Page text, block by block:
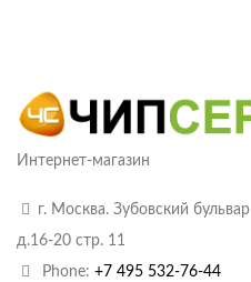
Интернет-магазин
г. Москва. Зубовский бульвар
д.16-20 стр. 11
Phone: +7 495 532-76-44